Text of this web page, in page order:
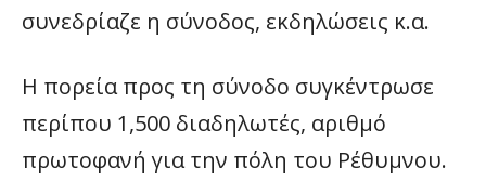
συνεδρίαζε η σύνοδος, εκδηλώσεις κ.α.
Η πορεία προς τη σύνοδο συγκέντρωσε
περίπου 1,500 διαδηλωτές, αριθμό
πρωτοφανή για την πόλη του Ρέθυμνου.